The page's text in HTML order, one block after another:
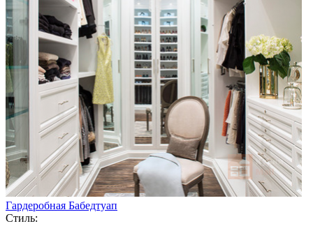
Гардеробная Бабедтуап
Стиль: